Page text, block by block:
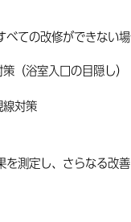
ての改修ができない
（浴室入口の目隠し）
線対策
測定し、さらなる改